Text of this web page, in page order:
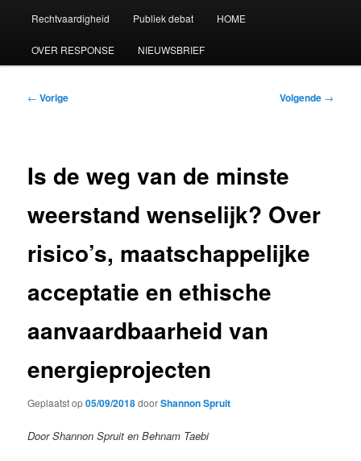
Rechtvaardigheid Publiek debat HOME
OVER RESPONSE NIEUWSBRIEF
Bericht
← Vorige Volgende →
Is de weg van de minste
weerstand wenselijk? Over
risico’s, maatschappelijke
acceptatie en ethische
aanvaardbaarheid van
energieprojecten
Geplaatst op05/09/2018doorShannon Spruit
Door Shannon Spruit en Behnam Taebi